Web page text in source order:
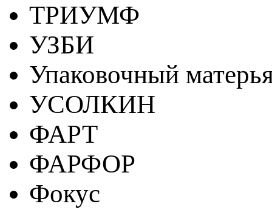
ТРИУМФ
УЗБИ
Упаковочный
УСОЛКИН
ФАРТ
ФАРФОР
Фокус